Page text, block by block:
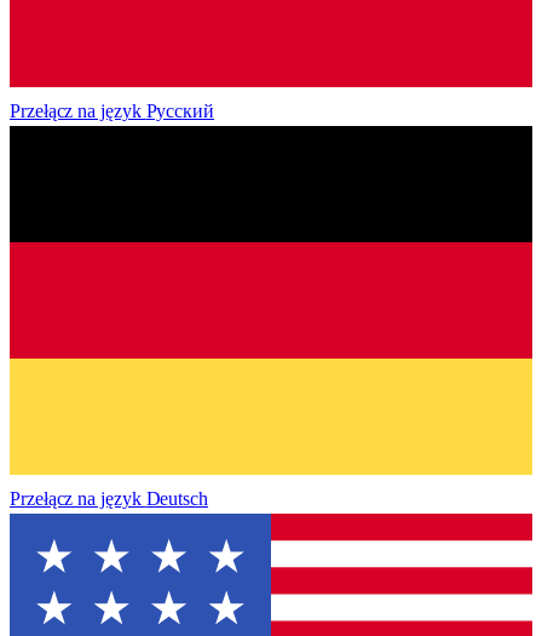
Przełącz na język Русский
Przełącz na język Deutsch